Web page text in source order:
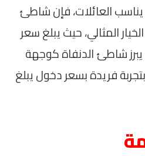
العائلات، فإن شاطئ
المثالي، حيث يبلغ سعر
60 جنيهاً. يبرز شاطئ الدنفاة كوجهة
فريدة بسعر دخول يبلغ